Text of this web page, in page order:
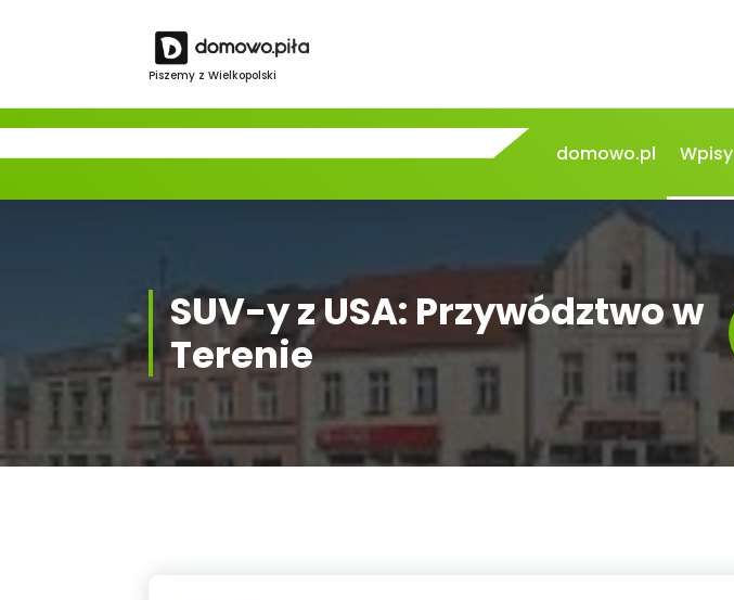
Piszemy z Wielkopolski
domowo.pl Wpisy
SUV-y z USA: Przywództwo w
Terenie